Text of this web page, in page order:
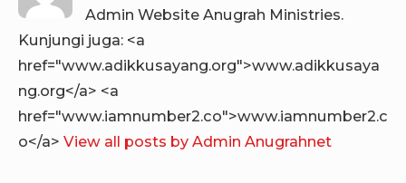
Admin Website Anugrah Ministries.
Kunjungi juga: <a
href="www.adikkusayang.org">www.adikkusaya
ng.org</a> <a
href="www.iamnumber2.co">www.iamnumber2.c
o</a> View all posts by Admin Anugrahnet